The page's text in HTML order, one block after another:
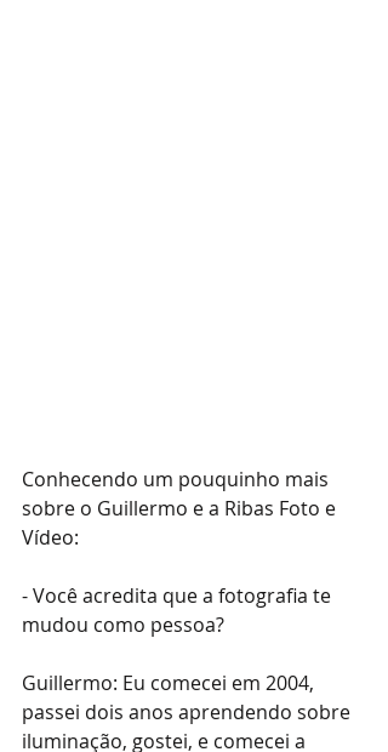
Conhecendo um pouquinho mais
sobre o Guillermo e a Ribas Foto e
Vídeo:
- Você acredita que a fotografia te
mudou como pessoa?
Guillermo: Eu comecei em 2004,
passei dois anos aprendendo sobre
iluminação, gostei, e comecei a